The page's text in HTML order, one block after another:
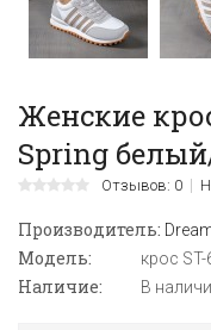
Женские
Spring
Отзывов: 0
Производитель:
Модель: крос
Наличие: В